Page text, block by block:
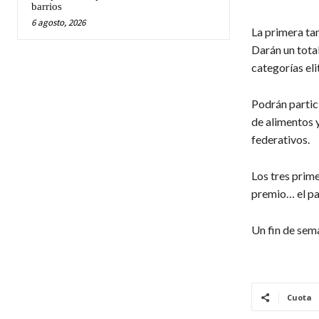
barrios
6 agosto, 2026
La primera
Darán un
categorías
Podrán
de alimentos
federativos.
Los tres
premio… el
Un fin de
Cuota